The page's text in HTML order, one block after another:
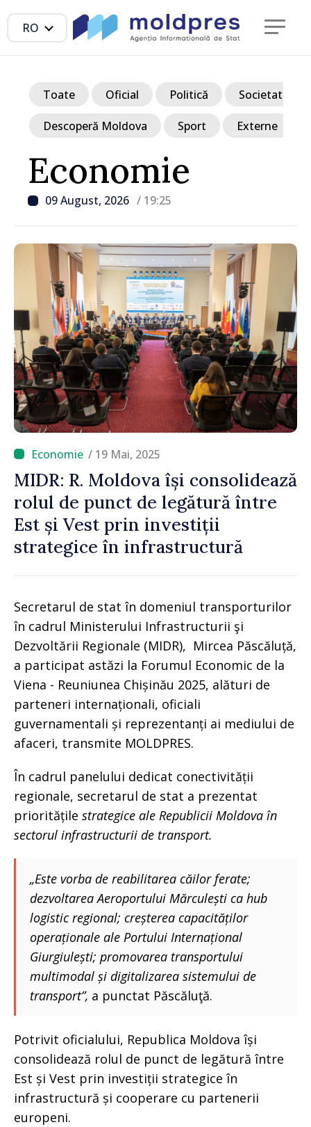
RO
Economie
09 August, 2026 / 19:25
Toate Oficial Politică Societate
Descoperă Moldova Sport Externe
/ 19 Mai, 2025
MIDR: R. Moldova își consolidează
rolul de punct de legătură între
Est și Vest prin investiții
strategice în infrastructură
Secretarul de stat în domeniul transporturilor
în cadrul Ministerului Infrastructurii şi
Dezvoltării Regionale (MIDR), Mircea Păscăluță,
a participat astăzi la Forumul Economic de la
Viena - Reuniunea Chișinău 2025, alături de
parteneri internaționali, oficiali
guvernamentali și reprezentanți ai mediului de
afaceri, transmite MOLDPRES.
În cadrul panelului dedicat conectivității
regionale, secretarul de stat a prezentat
prioritățile strategice ale Republicii Moldova în
sectorul infrastructurii de transport.
„Este vorba de reabilitarea căilor ferate;
dezvoltarea Aeroportului Mărculești ca hub
logistic regional; creșterea capacităților
operaționale ale Portului Internațional
Giurgiulești; promovarea transportului
multimodal și digitalizarea sistemului de
transport”, a punctat Păscăluţă.
Potrivit oficialului, Republica Moldova își
consolidează rolul de punct de legătură între
Est și Vest prin investiții strategice în
infrastructură și cooperare cu partenerii
europeni.